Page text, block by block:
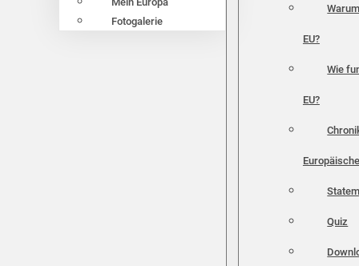
Fotogalerie
EU?
Wie
EU?
Quiz